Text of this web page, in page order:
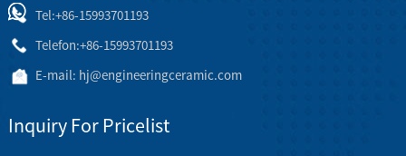
Tel:+86-15993701193
Telefon:+86-15993701193
E-mail: hj@engineeringceramic.com
Inquiry For Pricelist